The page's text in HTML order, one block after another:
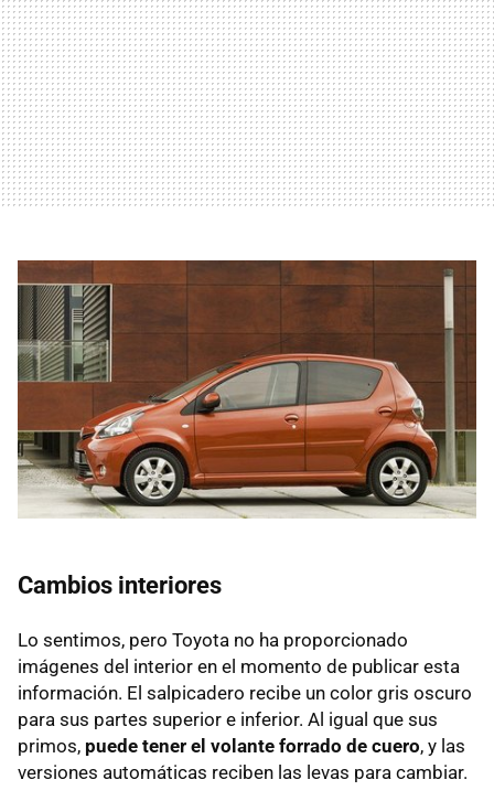
Cambios interiores
Lo sentimos, pero Toyota no ha proporcionado
imágenes del interior en el momento de publicar esta
información. El salpicadero recibe un color gris oscuro
para sus partes superior e inferior. Al igual que sus
primos, puede tener el volante forrado de cuero, y las
versiones automáticas reciben las levas para cambiar.